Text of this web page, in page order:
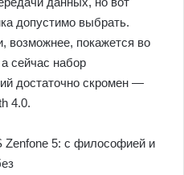
допустимо выбрать.
возможнее, покажется во
сейчас набор
достаточно скромен —
4.0.